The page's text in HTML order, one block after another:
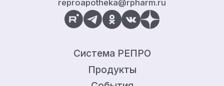
reproapotheka@rpharm.ru
Система РЕПРО
Продукты